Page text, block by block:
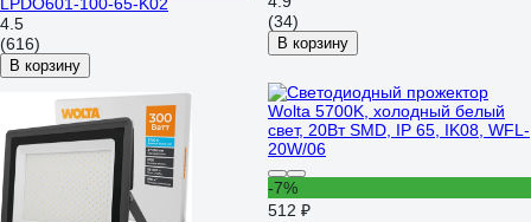
4.5
(616)
В корзину
(34)
В корзину
-7%
512 ₽